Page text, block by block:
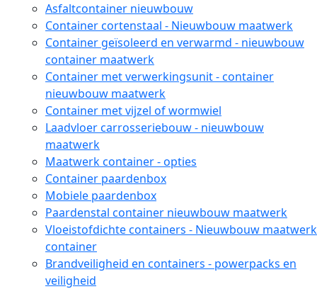
Asfaltcontainer nieuwbouw
Container cortenstaal - Nieuwbouw maatwerk
Container geïsoleerd en verwarmd - nieuwbouw
container maatwerk
Container met verwerkingsunit - container
nieuwbouw maatwerk
Container met vijzel of wormwiel
Laadvloer carrosseriebouw - nieuwbouw
maatwerk
Maatwerk container - opties
Container paardenbox
Mobiele paardenbox
Paardenstal container nieuwbouw maatwerk
Vloeistofdichte containers - Nieuwbouw maatwerk
container
Brandveiligheid en containers - powerpacks en
veiligheid